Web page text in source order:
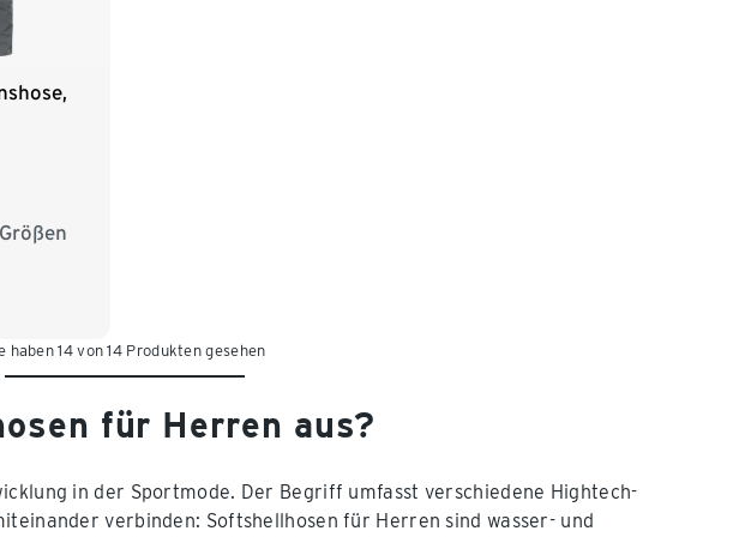
50
haben 14 von 14 Produkten gesehen
für Herren aus?
in der Sportmode. Der Begriff umfasst verschiedene Hightech-
verbinden: Softshellhosen für Herren sind wasser- und